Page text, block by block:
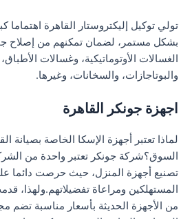
تولي توكيل إليكتروستار القاهرة اهتماما
بشكل مستمر، لضمان تمكنهم من إصلاح
الغسالات الأوتوماتيكية، وغسالات الأطباق،
والبوتاجازات، والسخانات، وغيرها.
اجهزة جونكر القاهرة
لماذا تعتبر أجهزة الإسكا الخاصة بصيانة
السوق؟شركة جونكر تعتبر واحدة من
تصنيع أجهزة المنزل، حيث حرصت دائما
المستهلكين ومراعاة تفضيلاتهم.ولهذا،
من الأجهزة الحديثة بأسعار مناسبة تضم